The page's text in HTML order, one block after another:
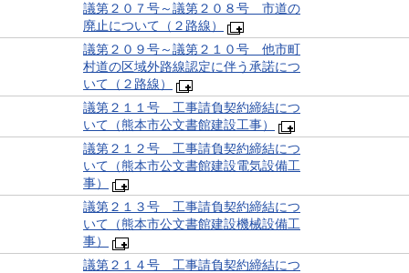
議第２０７号～議第２０８号 市道の
廃止について（２路線）
議第２０９号～議第２１０号 他市町
村道の区域外路線認定に伴う承諾につ
いて（２路線）
議第２１１号 工事請負契約締結につ
いて（熊本市公文書館建設工事）
議第２１２号 工事請負契約締結につ
いて（熊本市公文書館建設電気設備工
事）
議第２１３号 工事請負契約締結につ
いて（熊本市公文書館建設機械設備工
事）
議第２１４号 工事請負契約締結につ